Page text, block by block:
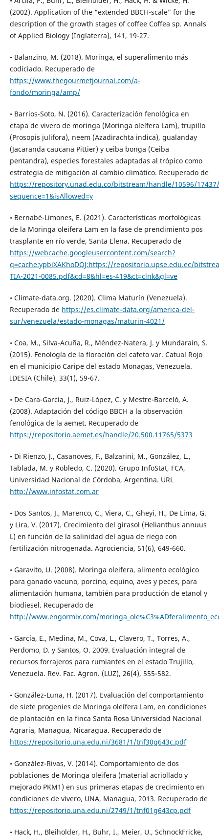
(2002). Application of the “extended BBCH-scale” for the
description of the growth stages of coffee Coffea sp. Annals
of Applied Biology (Inglaterra), 141, 19-27.
• Balanzino, M. (2018). Moringa, el superalimento más
codiciado. Recuperado de
https://www.thegourmetjournal.com/a-
fondo/moringa/amp/
• Barrios-Soto, N. (2016). Caracterización fenológica en
etapa de vivero de moringa (Moringa oleífera Lam), trupillo
(Prosopis julifora), neem (Azadirachta indica), gualanday
(Jacaranda caucana Pittier) y ceiba bonga (Ceiba
pentandra), especies forestales adaptadas al trópico como
estrategia de mitigación al cambio climático. Recuperado de
https://repository.unad.edu.co/bitstream/handle/10596/
sequence=1&isAllowed=y
• Bernabé-Limones, E. (2021). Características morfológicas
de la Moringa oleifera Lam en la fase de prendimiento pos
trasplante en río verde, Santa Elena. Recuperado de
https://webcache.googleusercontent.com/search?
q=cache:ypbiXAKhoDQJ:https://repositorio.upse.edu.ec/
TIA-2021-0085.pdf&cd=8&hl=es-419&ct=clnk&gl=ve
• Climate-data.org. (2020). Clima Maturín (Venezuela).
Recuperado de https://es.climate-data.org/america-del-
sur/venezuela/estado-monagas/maturin-4021/
• Coa, M., Silva-Acuña, R., Méndez-Natera, J. y Mundarain, S.
(2015). Fenología de la floración del cafeto var. Catuaí Rojo
en el municipio Caripe del estado Monagas, Venezuela.
IDESIA (Chile), 33(1), 59-67.
• De Cara-García, J., Ruiz-López, C. y Mestre-Barceló, A.
(2008). Adaptación del código BBCH a la observación
fenológica de la aemet. Recuperado de
https://repositorio.aemet.es/handle/20.500.11765/5373
• Di Rienzo, J., Casanoves, F., Balzarini, M., González, L.,
Tablada, M. y Robledo, C. (2020). Grupo InfoStat, FCA,
Universidad Nacional de Córdoba, Argentina. URL
http://www.infostat.com.ar
• Dos Santos, J., Marenco, C., Viera, C., Gheyi, H., De Lima, G.
y Lira, V. (2017). Crecimiento del girasol (Helianthus annuus
L) en función de la salinidad del agua de riego con
fertilización nitrogenada. Agrociencia, 51(6), 649-660.
• Garavito, U. (2008). Moringa oleifera, alimento ecológico
para ganado vacuno, porcino, equino, aves y peces, para
alimentación humana, también para producción de etanol y
biodiesel. Recuperado de
http://www.engormix.com/
• García, E., Medina, M., Cova, L., Clavero, T., Torres, A.,
Perdomo, D. y Santos, O. 2009. Evaluación integral de
recursos forrajeros para rumiantes en el estado Trujillo,
Venezuela. Rev. Fac. Agron. (LUZ), 26(4), 555-582.
• González-Luna, H. (2017). Evaluación del comportamiento
de siete progenies de Moringa oleífera Lam, en condiciones
de plantación en la finca Santa Rosa Universidad Nacional
Agraria, Managua, Nicaragua. Recuperado de
https://repositorio.una.edu.ni/3681/1/tnf30g643c.pdf
• González-Rivas, V. (2014). Comportamiento de dos
poblaciones de Moringa oleifera (material acriollado y
mejorado PKM1) en sus primeras etapas de crecimiento en
condiciones de vivero, UNA, Managua, 2013. Recuperado de
https://repositorio.una.edu.ni/2749/1/tnf01g643cp.pdf
• Hack, H., Bleiholder, H., Buhr, I., Meier, U., SchnockFricke,